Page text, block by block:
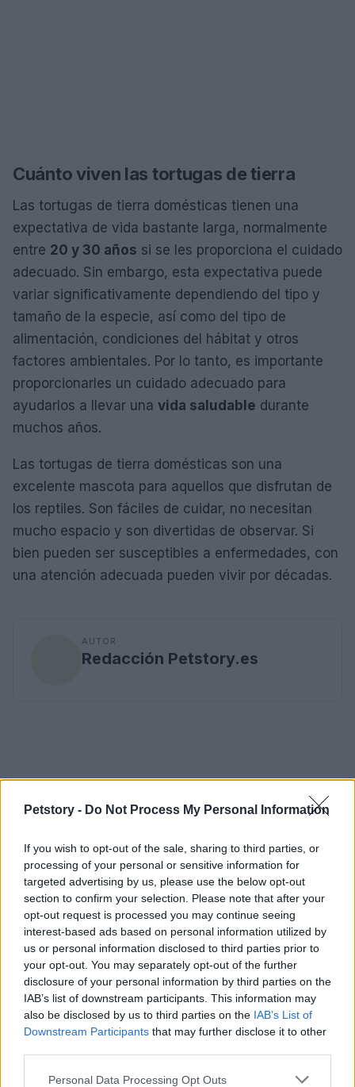
Petstory - Do Not Process My Personal Information
If you wish to opt-out of the sale, sharing to third parties, or
processing of your personal or sensitive information for
targeted advertising by us, please use the below opt-out
section to confirm your selection. Please note that after your
opt-out request is processed you may continue seeing
interest-based ads based on personal information utilized by
us or personal information disclosed to third parties prior to
your opt-out. You may separately opt-out of the further
disclosure of your personal information by third parties on the
IAB’s list of downstream participants. This information may
also be disclosed by us to third parties on the IAB’s List of
Downstream Participants that may further disclose it to other
Please note that this website/app uses one or more Google
Personal Data Processing Opt Outs
Cuánto viven las tortugas de tierra
Las tortugas de tierra domésticas tienen una
expectativa de vida bastante larga, normalmente
entre 20 y 30 años si se les proporciona el cuidado
adecuado. Sin embargo, esta expectativa puede
variar significativamente dependiendo del tipo y
tamaño de la especie, así como del tipo de
alimentación, condiciones del hábitat y otros
factores ambientales. Por lo tanto, es importante
proporcionarles un cuidado adecuado para
ayudarlos a llevar una vida saludable durante
muchos años.
Las tortugas de tierra domésticas son una
excelente mascota para aquellos que disfrutan de
los reptiles. Son fáciles de cuidar, no necesitan
mucho espacio y son divertidas de observar. Si
bien pueden ser susceptibles a enfermedades, con
una atención adecuada pueden vivir por décadas.
AUTOR
Redacción Petstory.es
Sigue leyendo